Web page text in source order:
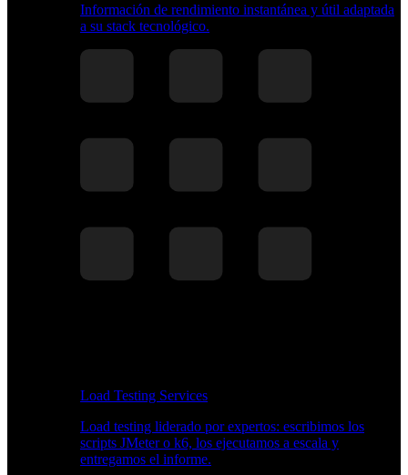
Información de rendimiento instantánea y útil adaptada
a su stack tecnológico.
Load Testing Services
Load testing liderado por expertos: escribimos los
scripts JMeter o k6, los ejecutamos a escala y
entregamos el informe.